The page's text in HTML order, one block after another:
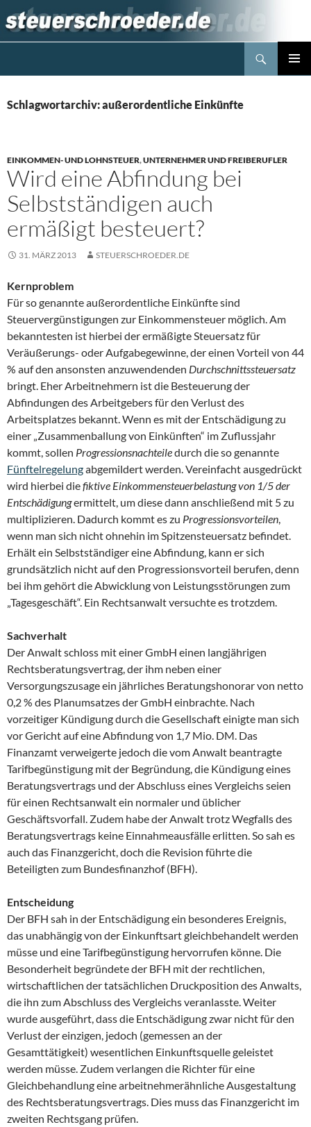
Inhalt
springen
Schlagwortarchiv: außerordentliche Einkünfte
EINKOMMEN- UND LOHNSTEUER,UNTERNEHMER UND FREIBERUFLER
Wird eine Abfindung bei
Selbstständigen auch
ermäßigt besteuert?
31. MÄRZ 2013 STEUERSCHROEDER.DE
Kernproblem
Für so genannte außerordentliche Einkünfte sind
Steuervergünstigungen zur Einkommensteuer möglich. Am
bekanntesten ist hierbei der ermäßigte Steuersatz für
Veräußerungs- oder Aufgabegewinne, der einen Vorteil von 44
% auf den ansonsten anzuwendenden Durchschnittssteuersatz
bringt. Eher Arbeitnehmern ist die Besteuerung der
Abfindungen des Arbeitgebers für den Verlust des
Arbeitsplatzes bekannt. Wenn es mit der Entschädigung zu
einer „Zusammenballung von Einkünften“ im Zuflussjahr
kommt, sollen Progressionsnachteiledurch die so genannte
Fünftelregelungabgemildert werden. Vereinfacht ausgedrückt
wird hierbei diefiktive Einkommensteuerbelastung von 1/5 der
Entschädigungermittelt, um diese dann anschließend mit 5 zu
multiplizieren. Dadurch kommt es zu Progressionsvorteilen
wenn man sich nicht ohnehin im Spitzensteuersatz befindet.
Erhält ein Selbstständiger eine Abfindung, kann er sich
grundsätzlich nicht auf den Progressionsvorteil berufen, denn
bei ihm gehört die Abwicklung von Leistungsstörungen zum
„Tagesgeschäft“. Ein Rechtsanwalt versuchte es trotzdem.
Sachverhalt
Der Anwalt schloss mit einer GmbH einen langjährigen
Rechtsberatungsvertrag, der ihm neben einer
Versorgungszusage ein jährliches Beratungshonorar von netto
0,2 % des Planumsatzes der GmbH einbrachte. Nach
vorzeitiger Kündigung durch die Gesellschaft einigte man sich
vor Gericht auf eine Abfindung von 1,7 Mio. DM. Das
Finanzamt verweigerte jedoch die vom Anwalt beantragte
Tarifbegünstigung mit der Begründung, die Kündigung eines
Beratungsvertrags und der Abschluss eines Vergleichs seien
für einen Rechtsanwalt ein normaler und üblicher
Geschäftsvorfall. Zudem habe der Anwalt trotz Wegfalls des
Beratungsvertrags keine Einnahmeausfälle erlitten. So sah es
auch das Finanzgericht, doch die Revision führte die
Beteiligten zum Bundesfinanzhof (BFH).
Entscheidung
Der BFH sah in der Entschädigung ein besonderes Ereignis,
das unabhängig von der Einkunftsart gleichbehandelt werden
müsse und eine Tarifbegünstigung hervorrufen könne. Die
Besonderheit begründete der BFH mit der rechtlichen,
wirtschaftlichen der tatsächlichen Druckposition des Anwalts,
die ihn zum Abschluss des Vergleichs veranlasste. Weiter
wurde ausgeführt, dass die Entschädigung zwar nicht für den
Verlust der einzigen, jedoch (gemessen an der
Gesamttätigkeit) wesentlichen Einkunftsquelle geleistet
werden müsse. Zudem verlangen die Richter für eine
Gleichbehandlung eine arbeitnehmerähnliche Ausgestaltung
des Rechtsberatungsvertrags. Dies muss das Finanzgericht im
zweiten Rechtsgang prüfen.